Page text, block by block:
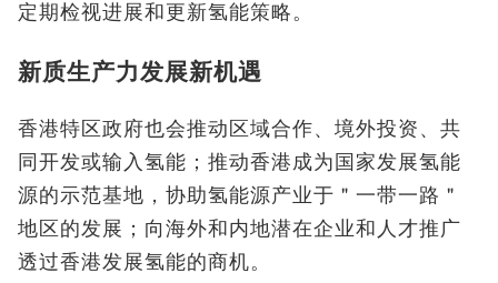
定期检视进展和更新氢能策略。
新质生产力发展新机遇
香港特区政府也会推动区域合作、境外投资、共
同开发或输入氢能；推动香港成为国家发展氢能
源的示范基地，协助氢能源产业于＂一带一路＂
地区的发展；向海外和内地潜在企业和人才推广
透过香港发展氢能的商机。